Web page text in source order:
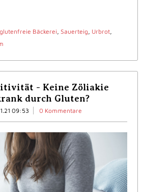
glutenfreie Bäckerei, Sauerteig, Urbrot,
- Keine Zöliakie
durch Gluten?
09:53 0 Kommentare